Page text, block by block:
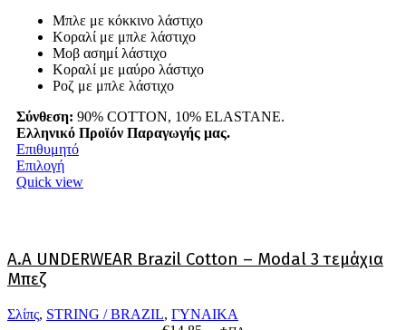
Μπλε με κόκκινο λάστιχο
Κοραλί με μπλε λάστιχο
Μοβ ασημί λάστιχο
Κοραλί με μαύρο λάστιχο
Ροζ με μπλε λάστιχο
Σύνθεση: 90% COTTON, 10% ELASTANE.
Ελληνικό Προϊόν Παραγωγής μας.
Επιθυμητό
ΕπιλογήΑυτό
το
Οι
να
Quick view
A.A UNDERWEAR Brazil Cotton – Modal 3 τεμάχια
Μπεζ
Σλίπς, STRING / BRAZIL, ΓΥΝΑΙΚΑ